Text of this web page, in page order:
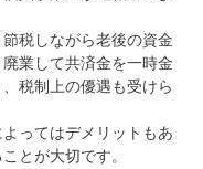
税しながら老後の資金
業して共済金を一時金
税制上の優遇も受けら
ってはデメリットもあ
とが大切です。